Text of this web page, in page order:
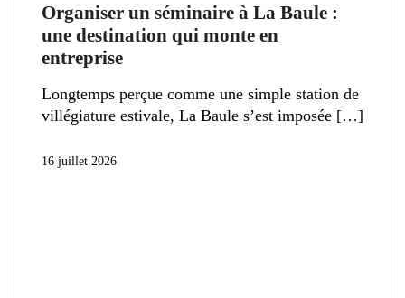
Organiser un séminaire à La Baule :
une destination qui monte en
entreprise
Longtemps perçue comme une simple station de
villégiature estivale, La Baule s’est imposée
16 juillet 2026